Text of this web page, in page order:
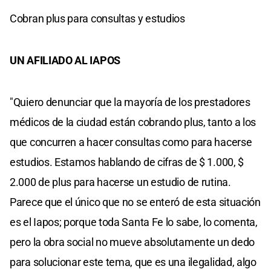
Cobran plus para consultas y estudios
UN AFILIADO AL IAPOS
"Quiero denunciar que la mayoría de los prestadores
médicos de la ciudad están cobrando plus, tanto a los
que concurren a hacer consultas como para hacerse
estudios. Estamos hablando de cifras de $ 1.000, $
2.000 de plus para hacerse un estudio de rutina.
Parece que el único que no se enteró de esta situación
es el Iapos; porque toda Santa Fe lo sabe, lo comenta,
pero la obra social no mueve absolutamente un dedo
para solucionar este tema, que es una ilegalidad, algo